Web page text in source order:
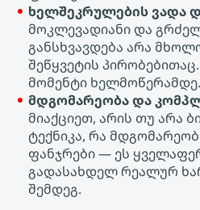
ხელშეკრულების ვადა
მოკლევადიანი და
განსხვავდება არა
შეწყვეტის
მომენტი ხელმოწერამდე.
მდგომარეობა და
მიაქციეთ, არის თუ არა
ტექნიკა, რა
ფანჯრები — ეს
გადასახდელ რეალურ
შემდეგ.